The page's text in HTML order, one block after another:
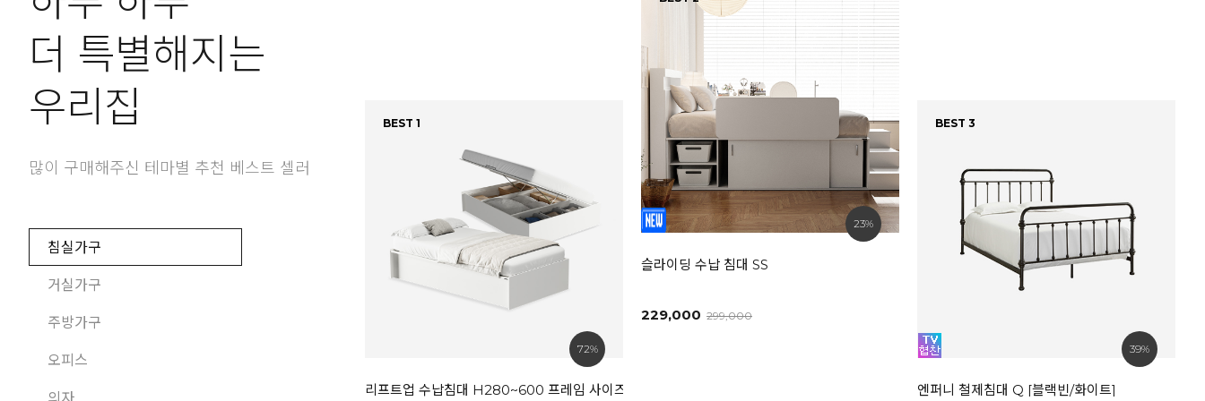
더 특별해지는
우리집
많이 구매해주신 테마별 추천 베스트 셀러
침실가구
거실가구
주방가구
오피스
BEST 1
72%
리프트업 수납침대 H280~600 프레임 사이즈선택
23%
슬라이딩 수납 침대 SS
229,000 299,000
BEST 3
39%
엔퍼니 철제침대 Q [블랙빈/화이트]